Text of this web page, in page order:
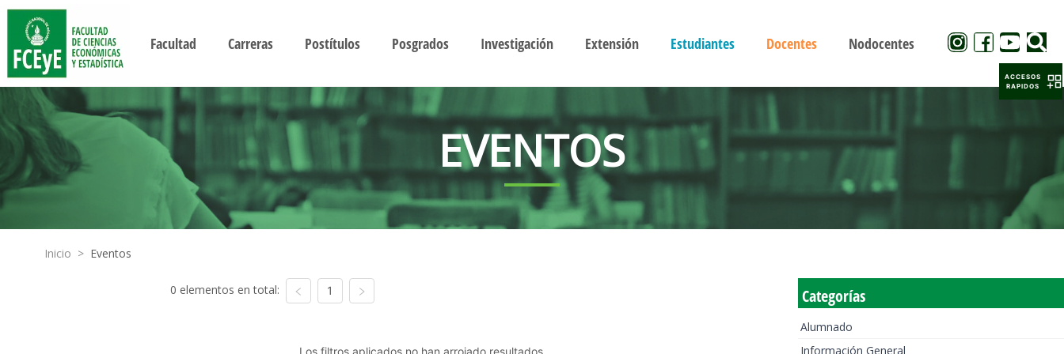
Facultad Carreras Postítulos Posgrados Investigación Extensión Estudiantes Docentes Nodocentes
EVENTOS
Inicio > Eventos
0 elementos en total: 1
Los filtros aplicados no han arrojado resultados
Categorías
Alumnado
Información General
ACCESOS
RAPIDOS